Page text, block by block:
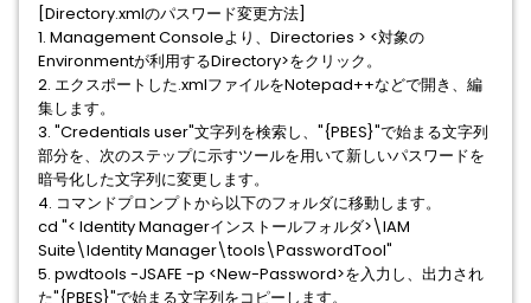
[Directory.xmlのパスワード変更方法]
1. Management Consoleより、Directories > <対象の
Environmentが利用するDirectory>をクリック。
2. エクスポートした.xmlファイルをNotepad++などで開き、編
集します。
3. "Credentials user"文字列を検索し、"{PBES}"で始まる文字列
部分を、次のステップに示すツールを用いて新しいパスワードを
暗号化した文字列に変更します。
4. コマンドプロンプトから以下のフォルダに移動します。
cd "< Identity Managerインストールフォルダ>\IAM
Suite\Identity Manager\tools\PasswordTool"
5. pwdtools -JSAFE -p <New-Password>を入力し、出力され
た"{PBES}"で始まる文字列をコピーします。